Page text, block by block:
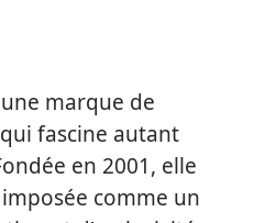
marque de
fascine autant
en 2001, elle
comme un